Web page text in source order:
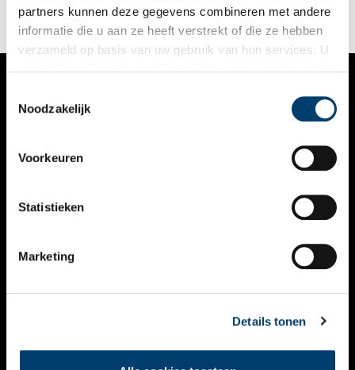
partners kunnen deze gegevens combineren met andere
informatie die u aan ze heeft verstrekt of die ze hebben
verzameld op basis van uw gebruik van hun services. U
Noodzakelijk
Voorkeuren
Statistieken
Marketing
Details tonen
VERHALEN
KALENDER
THEMA’S
VIDEO’S
CONTACT